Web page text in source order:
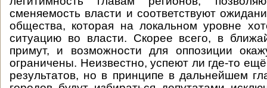
сменяемость власти и соответствуют
общества, которая на локальном уровне
ситуацию во власти. Скорее всего, в
примут, и возможности для оппозиции
ограничены. Неизвестно, успеют ли где-то
результатов, но в принципе в дальнейшем